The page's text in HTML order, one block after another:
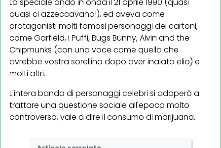
Lo speciale andò in onda il 21 aprile 1990 (quasi
quasi ci azzeccavano!), ed aveva come
protagonisti molti famosi personaggi dei cartoni,
come Garfield, i Puffi, Bugs Bunny, Alvin and the
Chipmunks (con una voce come quella che
avrebbe vostra sorellina dopo aver inalato elio) e
molti altri.
L'intera banda di personaggi celebri si adoperò a
trattare una questione sociale all'epoca molto
controversa, vale a dire il consumo di marijuana.